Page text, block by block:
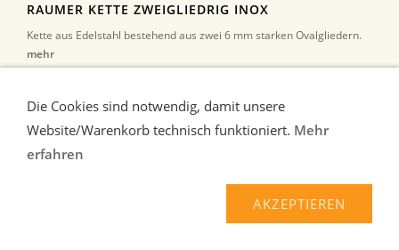
RAUMER KETTE ZWEIGLIEDRIG INOX
Kette aus Edelstahl bestehend aus zwei 6 mm starken Ovalgliedern.
mehr
Die Cookies sind notwendig, damit unsere
Website/Warenkorb technisch funktioniert. Mehr
erfahren
AKZEPTIEREN